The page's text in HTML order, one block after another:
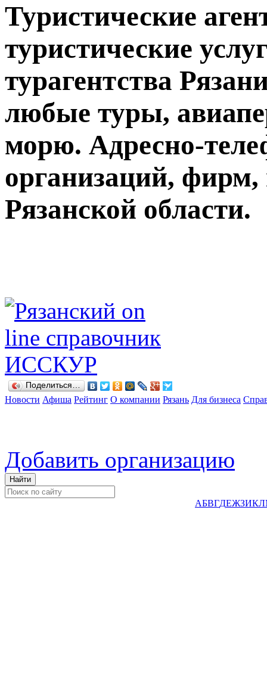
Туристические
туристические
турагентства
любые туры,
морю. Адресно-
организаций,
Рязанской области.
Поделиться…
Новости Афиша Рейтинг О компании Рязань Для бизнеса
Добавить организацию
АБВГДЕЖЗИКЛ